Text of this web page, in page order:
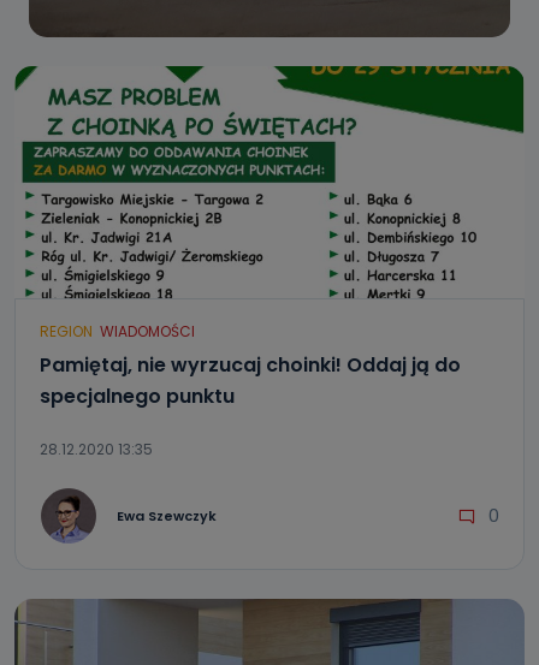
REGION WIADOMOŚCI
Pamiętaj, nie wyrzucaj choinki! Oddaj ją do
specjalnego punktu
28.12.2020 13:35
Ewa Szewczyk 0